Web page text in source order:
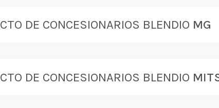
DE CONCESIONARIOS BLENDIO MG
DE CONCESIONARIOS BLENDIO